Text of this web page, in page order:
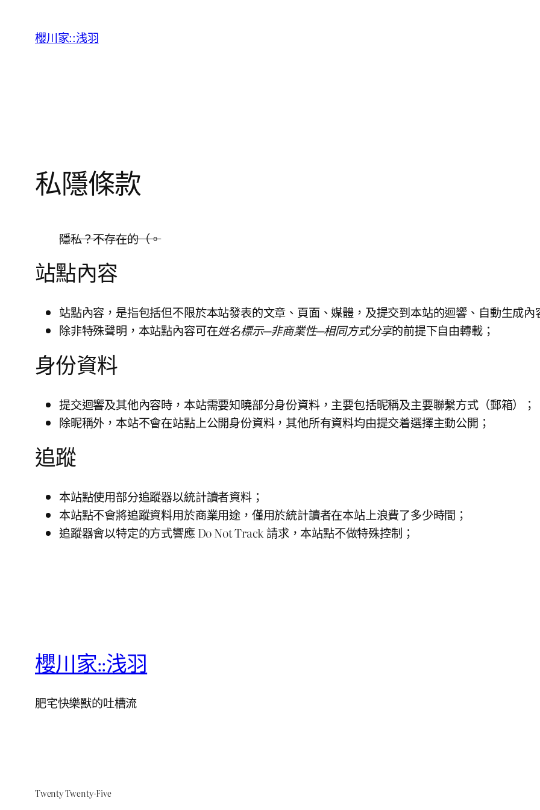
櫻川家::浅羽
私隱條款
隱私？不存在的（。
站點內容
站點內容，是指包括但不限於本站發表的文章、頁面、媒體，及提交到本站的迴響、自動生成內
除非特殊聲明，本站點內容可在姓名標示─非商業性─相同方式分享的前提下自由轉載；
身份資料
提交迴響及其他內容時，本站需要知曉部分身份資料，主要包括昵稱及主要聯繫方式（郵箱）；
除昵稱外，本站不會在站點上公開身份資料，其他所有資料均由提交着選擇主動公開；
追蹤
本站點使用部分追蹤器以統計讀者資料；
本站點不會將追蹤資料用於商業用途，僅用於統計讀者在本站上浪費了多少時間；
追蹤器會以特定的方式響應 Do Not Track 請求，本站點不做特殊控制；
櫻川家::浅羽
肥宅快樂獸的吐槽流
Twenty Twenty-Five